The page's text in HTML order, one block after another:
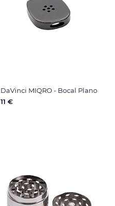
DaVinci MIQRO - Bocal Plano
11 €